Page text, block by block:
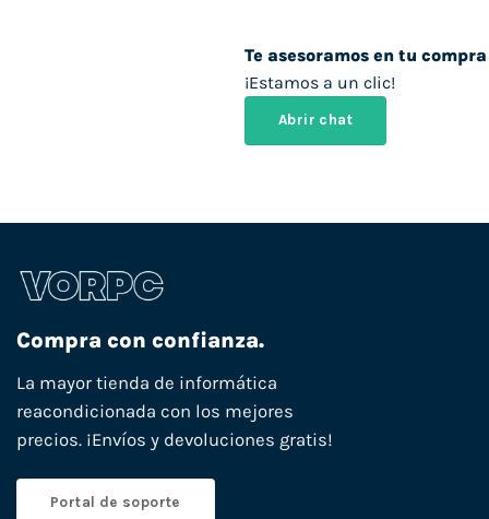
Te asesoramos en tu compra
¡Estamos a un clic!
Abrir chat
Compra con confianza.
La mayor tienda de informática
reacondicionada con los mejores
precios. ¡Envíos y devoluciones gratis!
Portal de soporte